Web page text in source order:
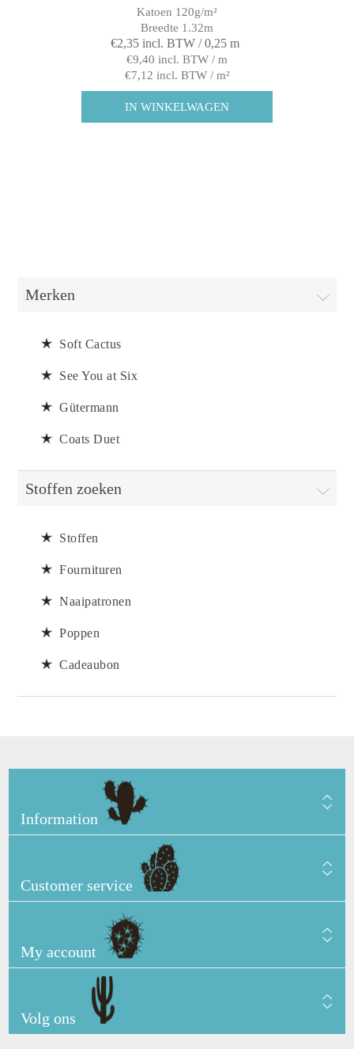
Katoen 120g/m²
Breedte 1.32m
€2,35 incl. BTW / 0,25 m
€9,40 incl. BTW / m
€7,12 incl. BTW / m²
Merken
Soft Cactus
See You at Six
Gütermann
Coats Duet
Stoffen zoeken
Stoffen
Fournituren
Naaipatronen
Poppen
Cadeaubon
Information
Customer service
My account
Volg ons